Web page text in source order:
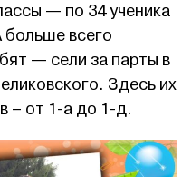
— по 34 ученика
всего
— сели за парты в
Здесь их
– от 1-а до 1-д.